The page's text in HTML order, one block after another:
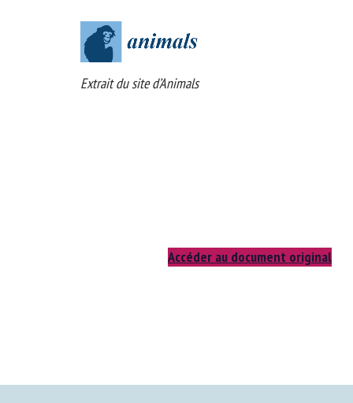
stereotypies and thus is paramount to sow welfare.